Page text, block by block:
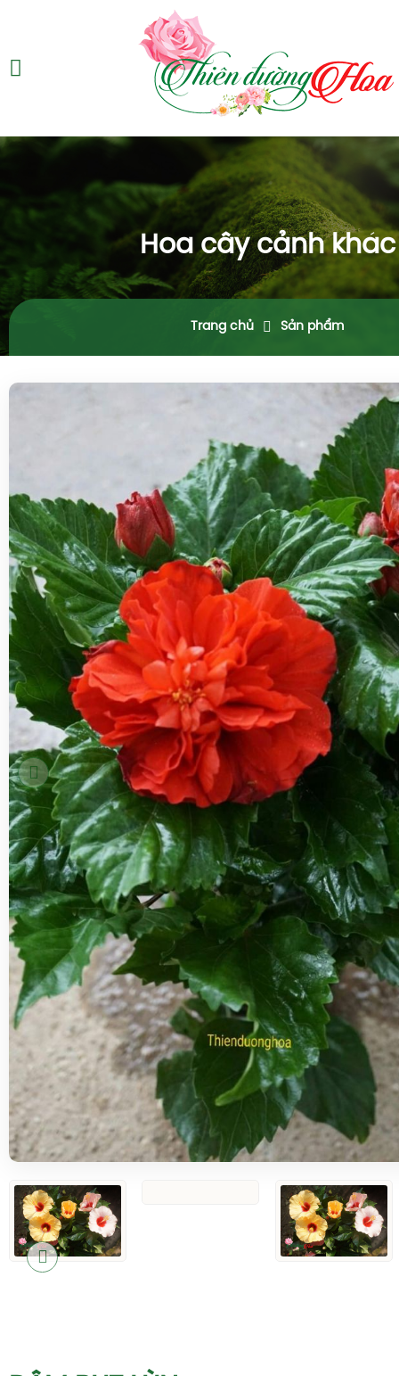
Hoa cây cảnh khác
Trang chủ Sản phẩm
DÂM BỤT LÙN
5 Đánh giá
DÂM BỤT LÙN
Thêm vào giỏ hàng Đặt hàng
THÔNG TIN CHI TIẾT
DÂM BỤT LÙN
là sự lựa chọn hàng đầu của bạn.